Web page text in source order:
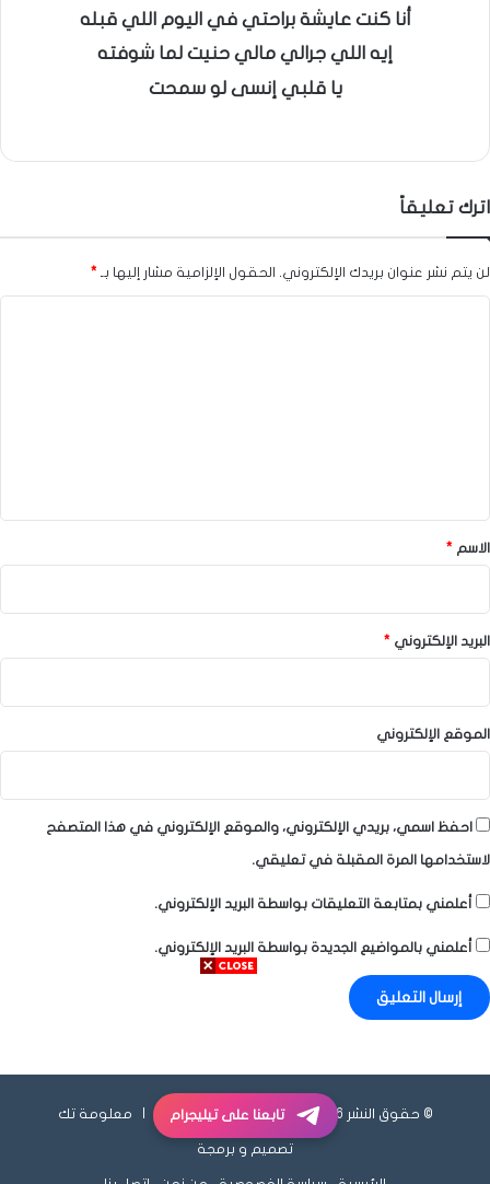
أنا كنت عايشة براحتي في اليوم اللي قبله
إيه اللي جرالي مالي حنيت لما شوفته
يا قلبي إنسى لو سمحت
اترك تعليقاً
لن يتم نشر عنوان بريدك الإلكتروني. الحقول الإلزامية مشار إليها بـ *
*
الاسم *
البريد الإلكتروني *
الموقع الإلكتروني
احفظ اسمي، بريدي الإلكتروني، والموقع الإلكتروني في هذا المتصفح
لاستخدامها المرة المقبلة في تعليقي.
أعلمني بمتابعة التعليقات بواسطة البريد الإلكتروني.
أعلمني بالمواضيع الجديدة بواسطة البريد الإلكتروني.
© حقوق النشر 2026، جميع الحقوق محفوظة | معلومة تك
تصميم و برمجة
تابعنا على تيليجرام